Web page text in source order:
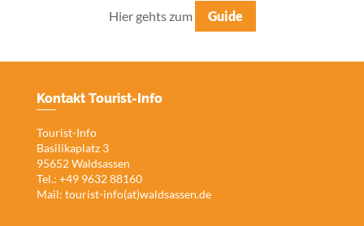
Hier gehts zum Guide
Kontakt Tourist-Info
Tourist-Info
Basilikaplatz 3
95652 Waldsassen
Tel.: +49 9632 88160
Mail: tourist-info(at)waldsassen.de